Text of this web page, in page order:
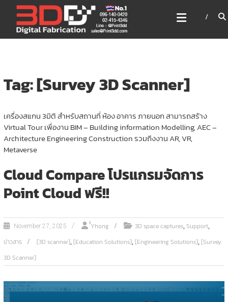
content
3DD DIGITAL FABRICATION
เครื่องพิมพ์3มิติ สแกนเนอร์
เลเซอร์
Tag: [Survey 3D Scanner]
เครื่องสแกน 3มิติ สำหรับสถานที่ ห้อง อาคาร ภายนอก สามารถสร้าง
Virtual Tour เพื่องาน BIM – Building information Modelling, AEC –
Architecture Engineering Construction รวมถึงงาน AR, VR,
Metaverse
Cloud Compare โปรแกรมจัดการ
Point Cloud ฟรี!!
November 27, 2025 ํํYhong 3D space captures,Support,
ข่าวสาร [3D scanner],[Education Solutions],[Engineering Solutions],[Survey
3D Scanner]